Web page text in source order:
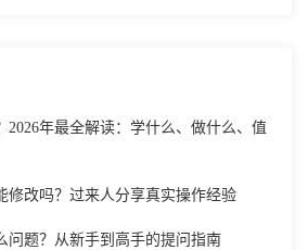
2026年最全解读：学什么、做什么、值
修改吗？过来人分享真实操作经验
问题？从新手到高手的提问指南